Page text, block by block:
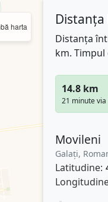
harta Distanța
Distanța
km. Timpul
14.8 km
21 minute via
Movileni
Galați,
Latitudine: